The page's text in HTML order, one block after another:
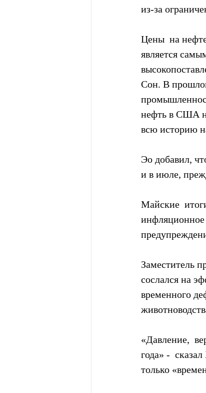
из-за
Цены  на
является
Сон. В
нефть в США
всю историю
Эо добавил,
и в июле,
Майские
инфляционное
Заместитель
сослался на
временного
«Давление,
года» -
только